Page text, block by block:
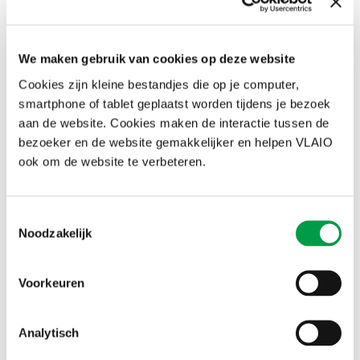
We maken gebruik van cookies op deze website
Cookies zijn kleine bestandjes die op je computer,
smartphone of tablet geplaatst worden tijdens je bezoek
aan de website. Cookies maken de interactie tussen de
bezoeker en de website gemakkelijker en helpen VLAIO
ook om de website te verbeteren.
Noodzakelijk
Voorkeuren
Analytisch
niet aantrekkelijk is voor hackers?
10 gouden tips
FTI-festival 2026: welkom in de
doekomst
De VLAIO-app ondersteunt je onderneming